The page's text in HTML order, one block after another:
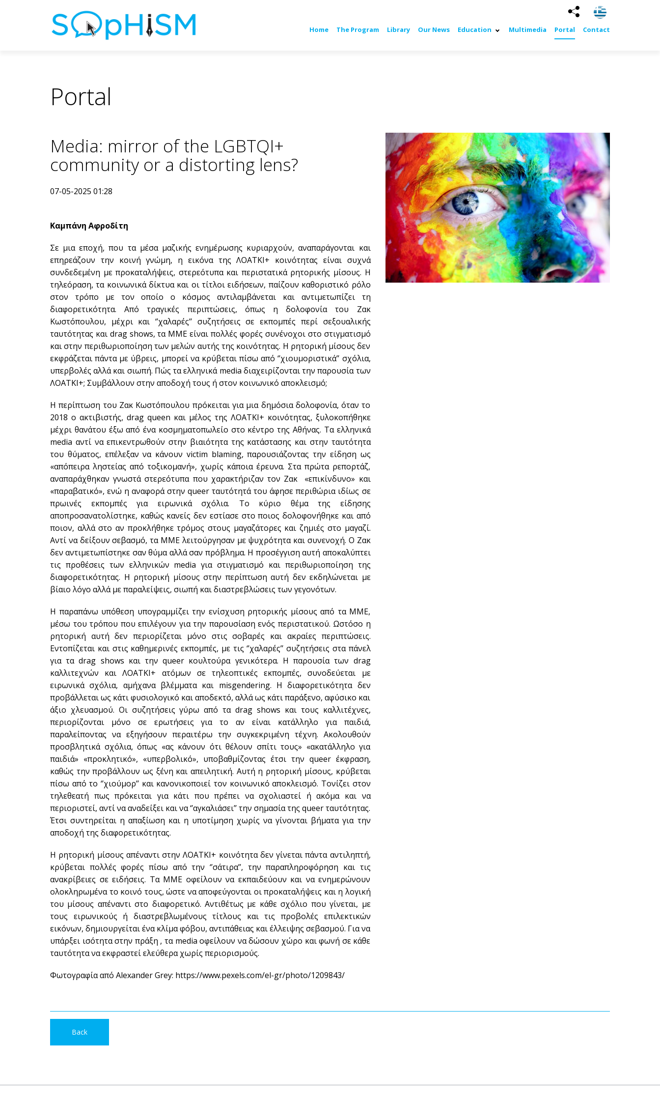
Home The Program Library Our News Education Multimedia Portal Contact
Portal
Media: mirror of the LGBTQI+
community or a distorting lens?
07-05-2025 01:28
Καμπάνη Αφροδίτη
Σε μια εποχή, που τα μέσα μαζικής ενημέρωσης κυριαρχούν, αναπαράγονται και
επηρεάζουν την κοινή γνώμη, η εικόνα της ΛΟΑΤΚΙ+ κοινότητας είναι συχνά
συνδεδεμένη με προκαταλήψεις, στερεότυπα και περιστατικά ρητορικής μίσους. Η
τηλεόραση, τα κοινωνικά δίκτυα και οι τίτλοι ειδήσεων, παίζουν καθοριστικό ρόλο
στον τρόπο με τον οποίο ο κόσμος αντιλαμβάνεται και αντιμετωπίζει τη
διαφορετικότητα. Από τραγικές περιπτώσεις, όπως η δολοφονία του Ζακ
Κωστόπουλου, μέχρι και ‘’χαλαρές’’ συζητήσεις σε εκπομπές περί σεξουαλικής
ταυτότητας και drag shows, τα ΜΜΕ είναι πολλές φορές συνένοχοι στο στιγματισμό
και στην περιθωριοποίηση των μελών αυτής της κοινότητας. Η ρητορική μίσους δεν
εκφράζεται πάντα με ύβρεις, μπορεί να κρύβεται πίσω από ‘’χιουμοριστικά’’ σχόλια,
υπερβολές αλλά και σιωπή. Πώς τα ελληνικά media διαχειρίζονται την παρουσία των
ΛΟΑΤΚΙ+; Συμβάλλουν στην αποδοχή τους ή στον κοινωνικό αποκλεισμό;
Η περίπτωση του Ζακ Κωστόπουλου πρόκειται για μια δημόσια δολοφονία, όταν το
2018 ο ακτιβιστής, drag queen και μέλος της ΛΟΑΤΚΙ+ κοινότητας, ξυλοκοπήθηκε
μέχρι θανάτου έξω από ένα κοσμηματοπωλείο στο κέντρο της Αθήνας. Τα ελληνικά
media αντί να επικεντρωθούν στην βιαιότητα της κατάστασης και στην ταυτότητα
του θύματος, επέλεξαν να κάνουν victim blaming, παρουσιάζοντας την είδηση ως
«απόπειρα ληστείας από τοξικομανή», χωρίς κάποια έρευνα. Στα πρώτα ρεπορτάζ,
αναπαράχθηκαν γνωστά στερεότυπα που χαρακτήριζαν τον Ζακ «επικίνδυνο» και
«παραβατικό», ενώ η αναφορά στην queer ταυτότητά του άφησε περιθώρια ιδίως σε
πρωινές εκπομπές για ειρωνικά σχόλια. Το κύριο θέμα της είδησης
αποπροσανατολίστηκε, καθώς κανείς δεν εστίασε στο ποιος δολοφονήθηκε και από
ποιον, αλλά στο αν προκλήθηκε τρόμος στους μαγαζάτορες και ζημιές στο μαγαζί.
Αντί να δείξουν σεβασμό, τα ΜΜΕ λειτούργησαν με ψυχρότητα και συνενοχή. Ο Ζακ
δεν αντιμετωπίστηκε σαν θύμα αλλά σαν πρόβλημα. Η προσέγγιση αυτή αποκαλύπτει
τις προθέσεις των ελληνικών media για στιγματισμό και περιθωριοποίηση της
διαφορετικότητας. Η ρητορική μίσους στην περίπτωση αυτή δεν εκδηλώνεται με
βίαιο λόγο αλλά με παραλείψεις, σιωπή και διαστρεβλώσεις των γεγονότων.
Η παραπάνω υπόθεση υπογραμμίζει την ενίσχυση ρητορικής μίσους από τα ΜΜΕ,
μέσω του τρόπου που επιλέγουν για την παρουσίαση ενός περιστατικού. Ωστόσο η
ρητορική αυτή δεν περιορίζεται μόνο στις σοβαρές και ακραίες περιπτώσεις.
Εντοπίζεται και στις καθημερινές εκπομπές, με τις ‘’χαλαρές’’ συζητήσεις στα πάνελ
για τα drag shows και την queer κουλτούρα γενικότερα. Η παρουσία των drag
καλλιτεχνών και ΛΟΑΤΚΙ+ ατόμων σε τηλεοπτικές εκπομπές, συνοδεύεται με
ειρωνικά σχόλια, αμήχανα βλέμματα και misgendering. Η διαφορετικότητα δεν
προβάλλεται ως κάτι φυσιολογικό και αποδεκτό, αλλά ως κάτι παράξενο, αφύσικο και
άξιο χλευασμού. Οι συζητήσεις γύρω από τα drag shows και τους καλλιτέχνες,
περιορίζονται μόνο σε ερωτήσεις για το αν είναι κατάλληλο για παιδιά,
παραλείποντας να εξηγήσουν περαιτέρω την συγκεκριμένη τέχνη. Ακολουθούν
προσβλητικά σχόλια, όπως «ας κάνουν ότι θέλουν σπίτι τους» «ακατάλληλο για
παιδιά» «προκλητικό», «υπερβολικό», υποβαθμίζοντας έτσι την queer έκφραση,
καθώς την προβάλλουν ως ξένη και απειλητική. Αυτή η ρητορική μίσους, κρύβεται
πίσω από το ‘’χιούμορ’’ και κανονικοποιεί τον κοινωνικό αποκλεισμό. Τονίζει στον
τηλεθεατή πως πρόκειται για κάτι που πρέπει να σχολιαστεί ή ακόμα και να
περιοριστεί, αντί να αναδείξει και να ‘’αγκαλιάσει’’ την σημασία της queer ταυτότητας.
Έτσι συντηρείται η απαξίωση και η υποτίμηση χωρίς να γίνονται βήματα για την
αποδοχή της διαφορετικότητας.
Η ρητορική μίσους απέναντι στην ΛΟΑΤΚΙ+ κοινότητα δεν γίνεται πάντα αντιληπτή,
κρύβεται πολλές φορές πίσω από την ‘’σάτιρα’’, την παραπληροφόρηση και τις
ανακρίβειες σε ειδήσεις. Τα ΜΜΕ οφείλουν να εκπαιδεύουν και να ενημερώνουν
ολοκληρωμένα το κοινό τους, ώστε να αποφεύγονται οι προκαταλήψεις και η λογική
του μίσους απέναντι στο διαφορετικό. Αντιθέτως με κάθε σχόλιο που γίνεται, με
τους ειρωνικούς ή διαστρεβλωμένους τίτλους και τις προβολές επιλεκτικών
εικόνων, δημιουργείται ένα κλίμα φόβου, αντιπάθειας και έλλειψης σεβασμού. Για να
υπάρξει ισότητα στην πράξη , τα media οφείλουν να δώσουν χώρο και φωνή σε κάθε
ταυτότητα να εκφραστεί ελεύθερα χωρίς περιορισμούς.
Φωτογραφία από Alexander Grey: https://www.pexels.com/el-gr/photo/1209843/
Back